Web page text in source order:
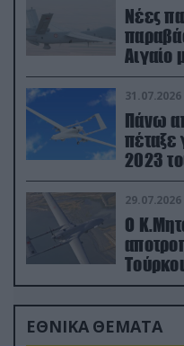
Νέες
Αιγαίο
31.07.2026
Πάνω
πέταξε
2023
29.07.2026
Ο
drone
ΕΘΝΙΚΑ ΘΕΜΑΤΑ